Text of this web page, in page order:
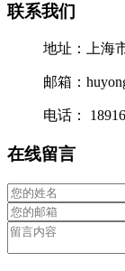
联系我们
地址：上海
邮箱：
电话：
在线留言